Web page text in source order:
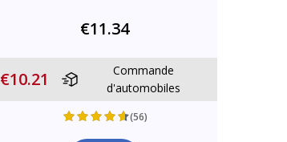
€11.34
€10.21
Commande
d'automobiles
(56)